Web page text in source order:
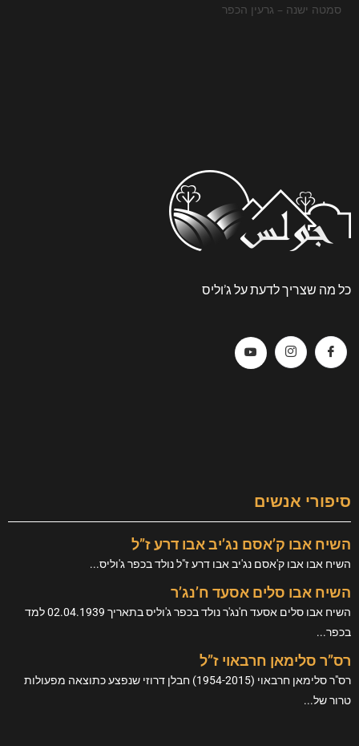
סמטה ישנה – גרעין הכפר
כל מה שצריך לדעת על ג’וליס
סיפורי אנשים
השיח אבו ק’אסם נג’יב אבו דרע ז”ל
השיח אבו אבו ק'אסם נג'יב אבו דרע ז"ל נולד בכפר ג'וליס...
השיח אבו סלים אסעד ח’נג’ר
השיח אבו סלים אסעד ח'נג'ר נולד בכפר ג'וליס בתאריך 02.04.1939 למד
בכפר...
רס”ר סלימאן חרבאוי ז”ל
רס"ר סלימאן חרבאוי (1954-2015) חבלן דרוזי שנפצע כתוצאה מפעולות
טרור של...